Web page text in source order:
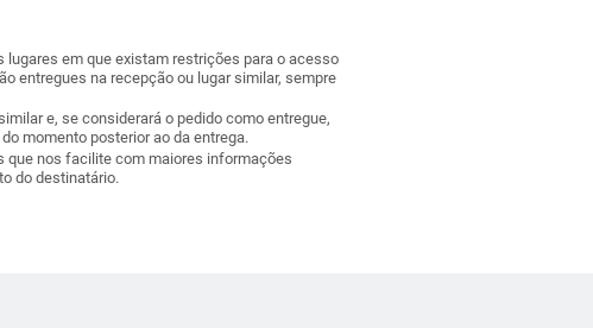
em que existam restrições para o acesso
entregues na recepção ou lugar similar, sempre
e, se considerará o pedido como entregue,
momento posterior ao da entrega.
que nos facilite com maiores informações
do destinatário.